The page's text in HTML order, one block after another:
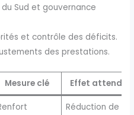
du Sud et gouvernance
et contrôle des déficits.
des prestations.
Mesure clé Effet attendu
Réduction de la